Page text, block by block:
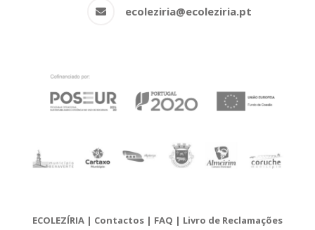
ecoleziria@ecoleziria.pt
ECOLEZÍRIA| Contactos| FAQ | Livro de Reclamações